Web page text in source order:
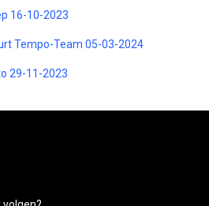
16-10-2023
Tempo-Team 05-03-2024
29-11-2023